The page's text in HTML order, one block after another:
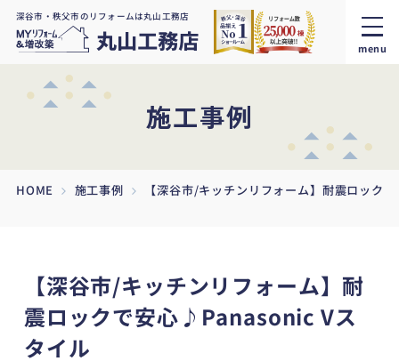
深谷市・秩父市のリフォームは丸山工務店
menu
施工事例
HOME 施工事例 【深谷市/キッチンリフォーム】耐震ロッ
【深谷市/キッチンリフォーム】耐
震ロックで安心♪Panasonic Vス
タイル